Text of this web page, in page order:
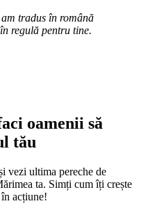
tradus în română
regulă pentru tine.
oamenii să
tău
vezi ultima pereche de
ta. Simți cum îți crește
acțiune!